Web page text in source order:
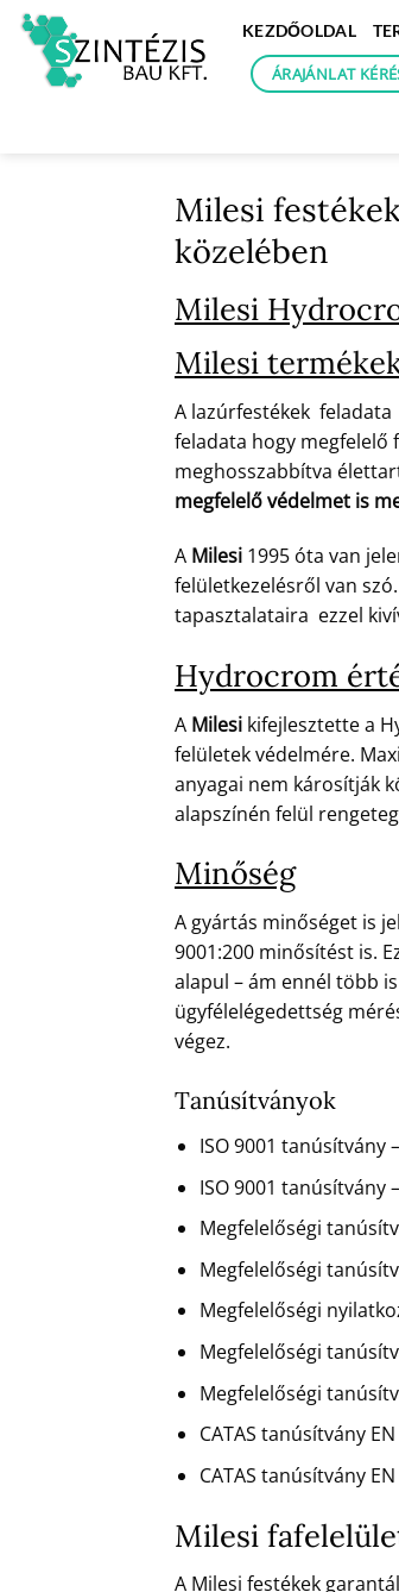
Skip
content
KEZDŐOLDAL
ÁRAJÁNLAT
Milesi
közelében
Milesi
Milesi
A lazúrfestékek
feladata hogy megfelelő
meghosszabbítva
megfelelő védelmet is
A Milesi 1995 óta van
felületkezelésről van
tapasztalataira ezzel
Hydrocrom
A Milesi kifejlesztette a
felületek védelmére.
anyagai nem károsítják
alapszínén felül
Minőség
A gyártás minőséget is
9001:200 minősítést is.
alapul – ám ennél több
ügyfélelégedettség
végez.
Tanúsítványok
ISO 9001 tanúsítvány
ISO 9001 tanúsítvány
Megfelelőségi
Megfelelőségi
Megfelelőségi
Megfelelőségi
Megfelelőségi
CATAS tanúsítvány
CATAS tanúsítvány
Milesi
A Milesi festékek